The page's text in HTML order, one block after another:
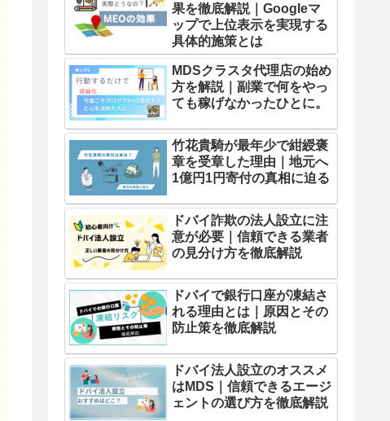
果を徹底解説｜Googleマ
ップで上位表示を実現する
具体的施策とは
MDSクラスタ代理店の始め
方を解説｜副業で何をやっ
ても稼げなかったひとに。
竹花貴騎が最年少で紺綬褒
章を受章した理由｜地元へ
1億円1円寄付の真相に迫る
ドバイ詐欺の法人設立に注
意が必要｜信頼できる業者
の見分け方を徹底解説
ドバイで銀行口座が凍結さ
れる理由とは｜原因とその
防止策を徹底解説
ドバイ法人設立のオススメ
はMDS｜信頼できるエージ
ェントの選び方を徹底解説